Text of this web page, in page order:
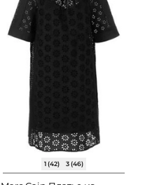
1 (42) 3 (46)